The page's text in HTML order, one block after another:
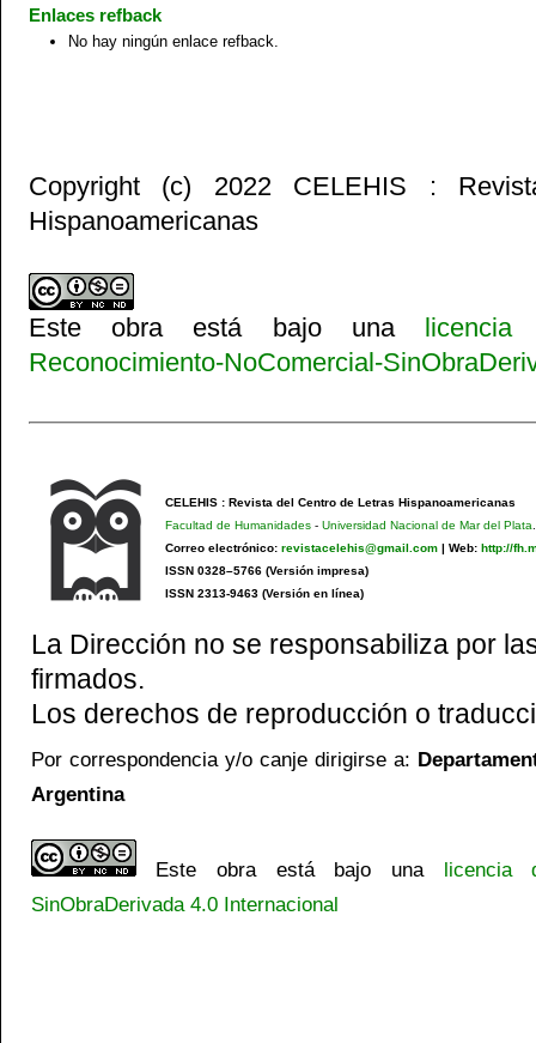
Enlaces refback
No hay ningún enlace refback.
Copyright (c) 2022 CELEHIS :
Hispanoamericanas
Este obra está bajo una
Reconocimiento-NoComercial-
CELEHIS : Revista del Centro de Letras Hispanoamericanas
Facultad de Humanidades- Universidad Nacional de Mar del Plata
Correo electrónico: revistacelehis@gmail.com| Web: http://
ISSN 0328–5766 (Versión impresa)
ISSN 2313-9463 (Versión en línea)
La Dirección no se responsabiliza por
firmados.
Los derechos de reproducción o
Por correspondencia y/o canje dirigirse a:
Argentina
Este obra está bajo una licencia
SinObraDerivada 4.0 Internacional